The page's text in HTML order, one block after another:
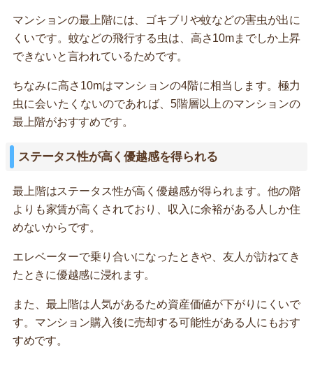
マンションの最上階には、ゴキブリや蚊などの害虫が出に
くいです。蚊などの飛行する虫は、高さ10mまでしか上昇
できないと言われているためです。
ちなみに高さ10mはマンションの4階に相当します。極力
虫に会いたくないのであれば、5階層以上のマンションの
最上階がおすすめです。
ステータス性が高く優越感を得られる
最上階はステータス性が高く優越感が得られます。他の階
よりも家賃が高くされており、収入に余裕がある人しか住
めないからです。
エレベーターで乗り合いになったときや、友人が訪ねてき
たときに優越感に浸れます。
また、最上階は人気があるため資産価値が下がりにくいで
す。マンション購入後に売却する可能性がある人にもおす
すめです。